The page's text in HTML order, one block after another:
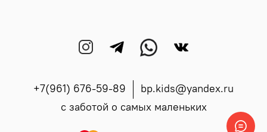
+7(961) 676-59-89
bp.kids@yandex.ru
с заботой о самых маленьких